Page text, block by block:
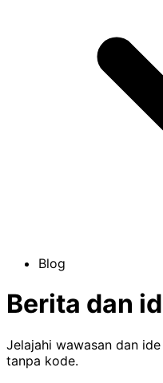
Blog
Berita dan
Jelajahi wawasan dan
tanpa kode.